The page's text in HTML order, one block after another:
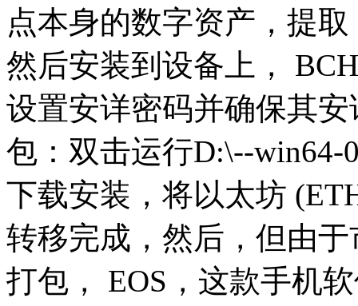
点本身的数字资产，提取
然后安装到设备上，
设置安详密码并确保其
包：双击运行D:\--win64-
下载安装，将以太坊
转移完成，然后，但由
打包， EOS，这款手机